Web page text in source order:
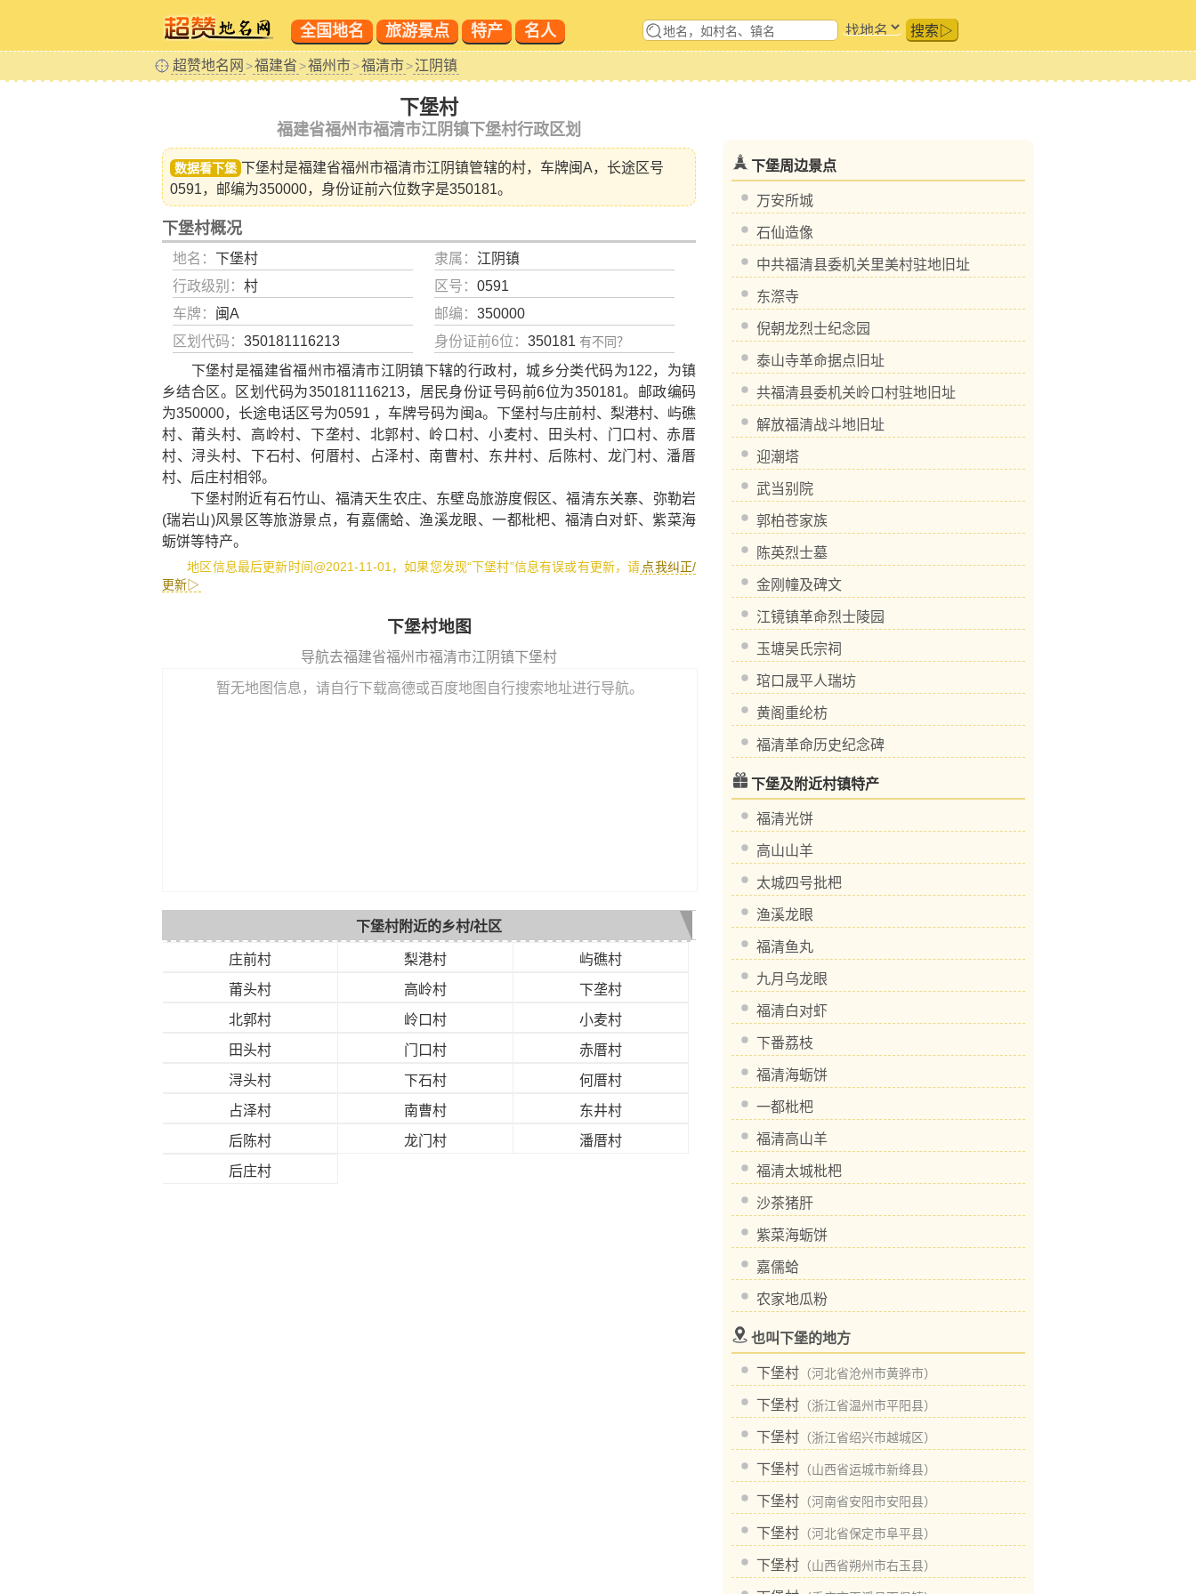
全国地名 旅游景点 特产 名人 搜索▷
超赞地名网 >福建省>福州市>福清市>江阴镇
下堡村
福建省福州市福清市江阴镇下堡村行政区划
数据看下堡 下堡村是福建省福州市福清市江阴镇管辖的村，车牌闽A，长途区号
0591，邮编为350000，身份证前六位数字是350181。
下堡村概况
地名： 下堡村 隶属： 江阴镇
行政级别： 村 区号： 0591
车牌： 闽A 邮编： 350000
区划代码： 350181116213 身份证前6位： 350181 有不同？
下堡村是福建省福州市福清市江阴镇下辖的行政村，城乡分类代码为122，为镇
乡结合区。区划代码为350181116213，居民身份证号码前6位为350181。邮政编码
为350000，长途电话区号为0591 ，车牌号码为闽a。下堡村与庄前村、梨港村、屿礁
村、莆头村、高岭村、下垄村、北郭村、岭口村、小麦村、田头村、门口村、赤厝
村、浔头村、下石村、何厝村、占泽村、南曹村、东井村、后陈村、龙门村、潘厝
村、后庄村相邻。
下堡村附近有石竹山、 福清天生农庄、 东壁岛旅游度假区、福清东关寨、 弥勒岩
(瑞岩山)风景区等旅游景点，有嘉儒蛤、 渔溪龙眼、一都枇杷、福清白对虾、紫菜海
蛎饼等特产。
地区信息最后更新时间@2021-11-01，如果您发现“下堡村”信息有误或有更新，请 点我纠正/
更新▷
下堡村地图
导航去福建省福州市福清市江阴镇下堡村
暂无地图信息，请自行下载高德或百度地图自行搜索地址进行导航。
下堡村附近的乡村/社区
庄前村 梨港村
屿礁村
莆头村
高岭村
下垄村
北郭村
岭口村
小麦村
田头村
门口村
赤厝村
浔头村
下石村
何厝村
占泽村
南曹村
东井村
后陈村
龙门村
潘厝村
后庄村
下堡周边景点
万安所城
石仙造像
中共福清县委机关里美村驻地旧址
东漈寺
倪朝龙烈士纪念园
泰山寺革命据点旧址
共福清县委机关岭口村驻地旧址
解放福清战斗地旧址
迎潮塔
武当别院
郭柏苍家族
陈英烈士墓
金刚幢及碑文
江镜镇革命烈士陵园
玉塘吴氏宗祠
琯口晟平人瑞坊
黄阁重纶枋
福清革命历史纪念碑
下堡及附近村镇特产
福清光饼
高山山羊
太城四号批杷
渔溪龙眼
福清鱼丸
九月乌龙眼
福清白对虾
下番荔枝
福清海蛎饼
一都枇杷
福清高山羊
福清太城枇杷
沙茶猪肝
紫菜海蛎饼
嘉儒蛤
农家地瓜粉
也叫下堡的地方
下堡村 （河北省沧州市黄骅市）
下堡村 （浙江省温州市平阳县）
下堡村 （浙江省绍兴市越城区）
下堡村 （山西省运城市新绛县）
下堡村 （河南省安阳市安阳县）
下堡村 （河北省保定市阜平县）
下堡村 （山西省朔州市右玉县）